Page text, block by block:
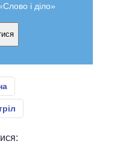
і діло»